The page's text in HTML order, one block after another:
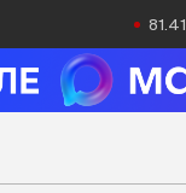
81.41